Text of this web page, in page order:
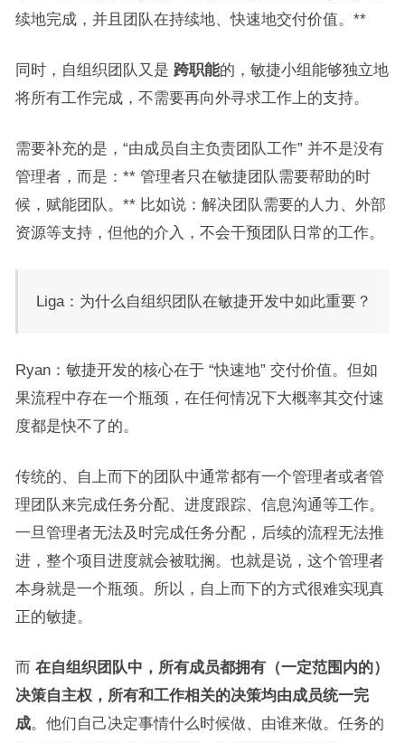
续地完成，并且团队在持续地、快速地交付价值。**
同时，自组织团队又是 跨职能的，敏捷小组能够独立地
将所有工作完成，不需要再向外寻求工作上的支持。
需要补充的是，“由成员自主负责团队工作” 并不是没有
管理者，而是：** 管理者只在敏捷团队需要帮助的时
候，赋能团队。** 比如说：解决团队需要的人力、外部
资源等支持，但他的介入，不会干预团队日常的工作。
Liga：为什么自组织团队在敏捷开发中如此重要？
Ryan：敏捷开发的核心在于 “快速地” 交付价值。但如
果流程中存在一个瓶颈，在任何情况下大概率其交付速
度都是快不了的。
传统的、自上而下的团队中通常都有一个管理者或者管
理团队来完成任务分配、进度跟踪、信息沟通等工作。
一旦管理者无法及时完成任务分配，后续的流程无法推
进，整个项目进度就会被耽搁。也就是说，这个管理者
本身就是一个瓶颈。所以，自上而下的方式很难实现真
正的敏捷。
而 在自组织团队中，所有成员都拥有（一定范围内的）
决策自主权，所有和工作相关的决策均由成员统一完
成。他们自己决定事情什么时候做、由谁来做。任务的